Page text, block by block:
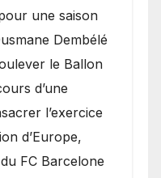
une saison
Dembélé
le Ballon
d’une
l’exercice
d’Europe,
FC Barcelone